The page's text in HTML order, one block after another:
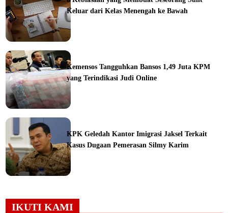
Keluar dari Kelas Menengah ke Bawah
Kemensos Tangguhkan Bansos 1,49 Juta KPM
yang Terindikasi Judi Online
KPK Geledah Kantor Imigrasi Jaksel Terkait
Kasus Dugaan Pemerasan Silmy Karim
IKUTI KAMI